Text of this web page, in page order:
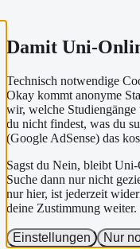
Damit Uni-
Technisch notwendige
Okay kommt anonyme
wir, welche
du nicht findest, was du
(Google AdSense) das
Sagst du Nein, bleibt
Suche dann nur nicht
nur hier, ist jederzeit
deine Zustimmung
Einstellungen Nur